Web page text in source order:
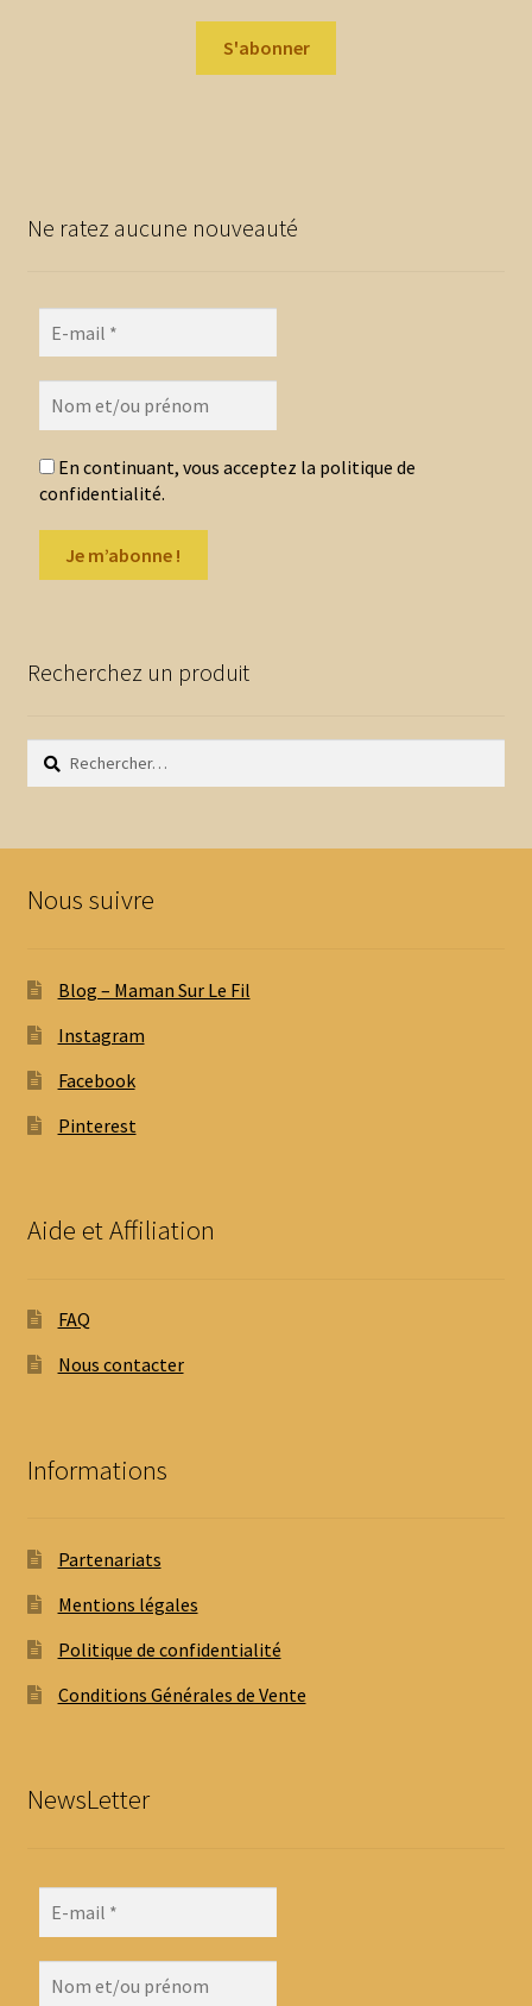
S'abonner
Ne ratez aucune nouveauté
En continuant, vous acceptez la politique de
confidentialité.
Recherchez un produit
Rechercher :
Nous suivre
Blog – Maman Sur Le Fil
Instagram
Facebook
Pinterest
Aide et Affiliation
FAQ
Nous contacter
Informations
Partenariats
Mentions légales
Politique de confidentialité
Conditions Générales de Vente
NewsLetter